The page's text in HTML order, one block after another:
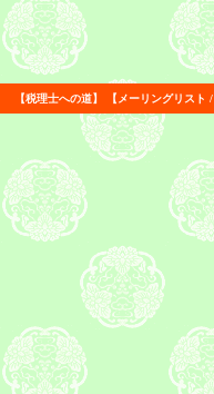
【税理士への道】 【メーリングリスト /